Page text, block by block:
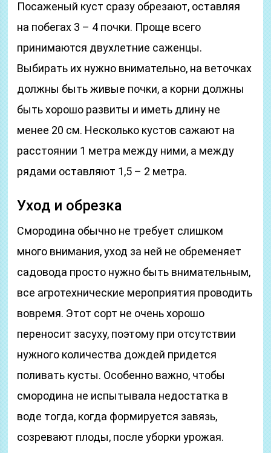
Посаженый куст сразу обрезают, оставляя
на побегах 3 – 4 почки. Проще всего
принимаются двухлетние саженцы.
Выбирать их нужно внимательно, на веточках
должны быть живые почки, а корни должны
быть хорошо развиты и иметь длину не
менее 20 см. Несколько кустов сажают на
расстоянии 1 метра между ними, а между
рядами оставляют 1,5 – 2 метра.
Уход и обрезка
Смородина обычно не требует слишком
много внимания, уход за ней не обременяет
садовода просто нужно быть внимательным,
все агротехнические мероприятия проводить
вовремя. Этот сорт не очень хорошо
переносит засуху, поэтому при отсутствии
нужного количества дождей придется
поливать кусты. Особенно важно, чтобы
смородина не испытывала недостатка в
воде тогда, когда формируется завязь,
созревают плоды, после уборки урожая.